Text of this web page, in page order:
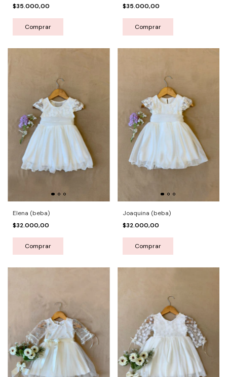
$35.000,00
Comprar
$35.000,00
Comprar
Elena (beba)
$32.000,00
Comprar
Joaquina (beba)
$32.000,00
Comprar